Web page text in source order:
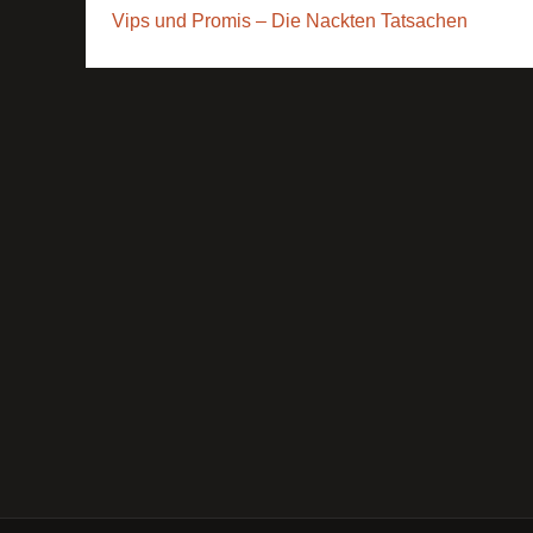
Vips und Promis – Die Nackten Tatsachen